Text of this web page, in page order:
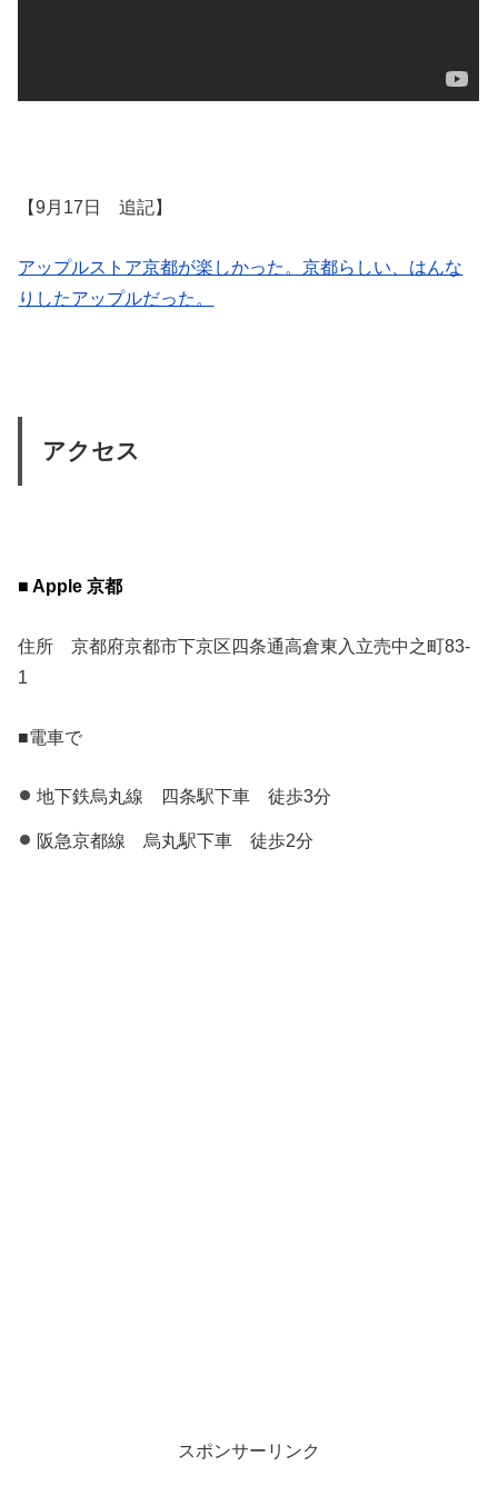
【9月17日 追記】
アップルストア京都が楽しかった。京都らしい、はんな
りしたアップルだった。
アクセス
■Apple 京都
住所京都府京都市下京区四条通高倉東入立売中之町83-
1
■電車で
地下鉄烏丸線 四条駅下車 徒歩3分
阪急京都線 烏丸駅下車 徒歩2分
スポンサーリンク